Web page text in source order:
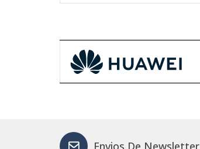
Envios De Newsletter